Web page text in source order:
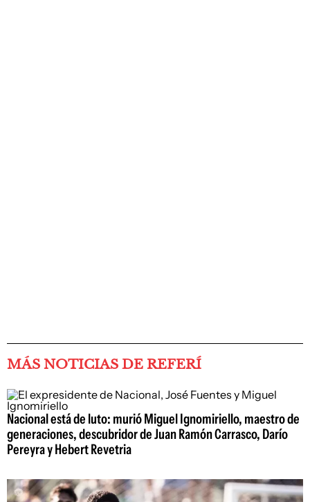
MÁS NOTICIAS DE REFERÍ
Nacional está de luto: murió Miguel Ignomiriello, maestro de
generaciones, descubridor de Juan Ramón Carrasco, Darío
Pereyra y Hebert Revetria